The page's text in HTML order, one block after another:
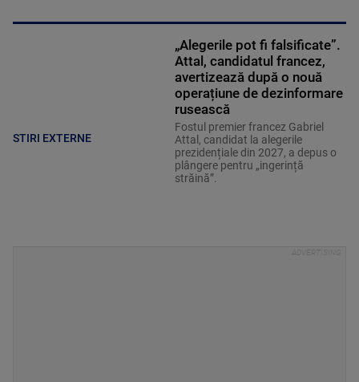
STIRI EXTERNE
„Alegerile pot fi falsificate”.
Attal, candidatul francez,
avertizează după o nouă
operațiune de dezinformare
rusească
Fostul premier francez Gabriel
Attal, candidat la alegerile
prezidențiale din 2027, a depus o
plângere pentru „ingerință
străină”.